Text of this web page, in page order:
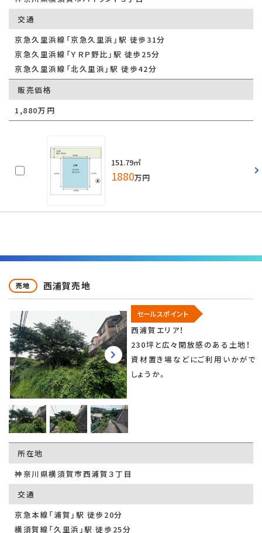
交通
京急久里浜線「京急久里浜」駅 徒歩31分
京急久里浜線「ＹＲＰ野比」駅 徒歩25分
京急久里浜線「北久里浜」駅 徒歩42分
販売価格
1,880万円
151.79㎡
1880万円
売地 西浦賀売地
セールスポイント
西浦賀エリア！
230坪と広々開放感のある土地！
資材置き場などにご利用いかがで
しょうか。
所在地
神奈川県横須賀市西浦賀３丁目
交通
京急本線「浦賀」駅 徒歩20分
横須賀線「久里浜」駅 徒歩25分